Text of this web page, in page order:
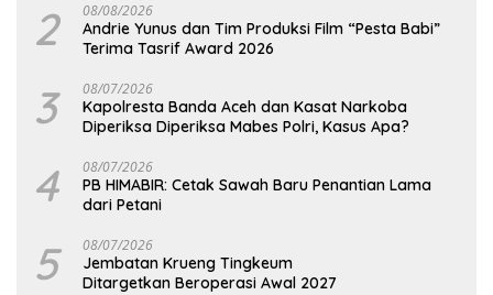
2 08/08/2026
Andrie Yunus dan Tim Produksi Film “Pesta Babi”
Terima Tasrif Award 2026
3 08/07/2026
Kapolresta Banda Aceh dan Kasat Narkoba
Diperiksa Diperiksa Mabes Polri, Kasus Apa?
4 08/07/2026
PB HIMABIR: Cetak Sawah Baru Penantian Lama
dari Petani
5 08/07/2026
Jembatan Krueng Tingkeum
Ditargetkan Beroperasi Awal 2027